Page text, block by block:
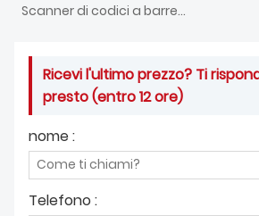
Scanner di codici a barre industriale compatto con messa a fuoco automatica
Ricevi l'ultimo prezzo? Ti
presto (entro 12 ore)
nome :
Telefono :